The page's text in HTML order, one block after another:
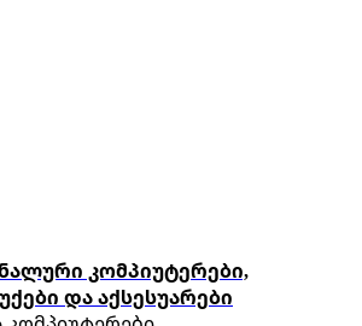
კომპიუტერები,
და აქსესუარები